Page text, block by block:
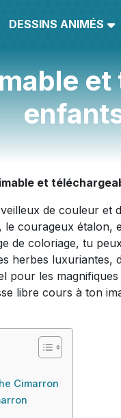
DESSINS ANIMÉS
et
de couleur et
courageux étalon,
de coloriage, tu
herbes luxuriantes,
pour les magnifiques
libre cours à ton
Cimarron